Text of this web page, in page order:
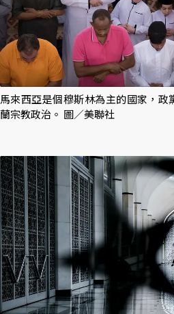
馬來西亞是個穆斯林為主的國家，
蘭宗教政治。 圖／美聯社